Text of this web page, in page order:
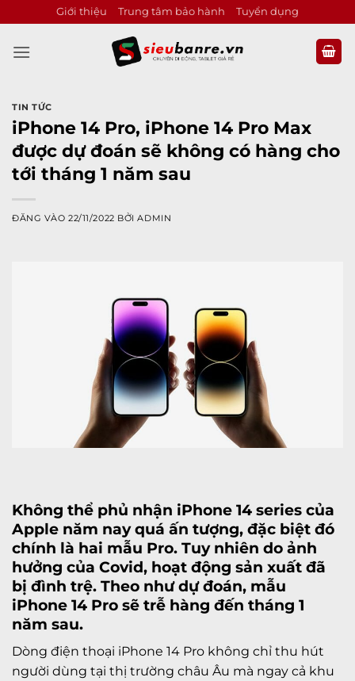
qua
nội
Giới thiệu Trung tâm bảo hành Tuyển dụng
TIN TỨC
iPhone 14 Pro, iPhone 14 Pro Max
được dự đoán sẽ không có hàng cho
tới tháng 1 năm sau
ĐĂNG VÀO22/11/2022 BỞIADMIN
Không thể phủ nhận iPhone 14 series của
Apple năm nay quá ấn tượng, đặc biệt đó
chính là hai mẫu Pro. Tuy nhiên do ảnh
hưởng của Covid, hoạt động sản xuất đã
bị đình trệ. Theo như dự đoán, mẫu
iPhone 14 Pro sẽ trễ hàng đến tháng 1
năm sau.
Dòng điện thoại iPhone 14 Pro không chỉ thu hút
người dùng tại thị trường châu Âu mà ngay cả khu